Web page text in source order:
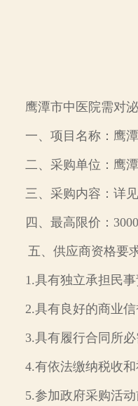
鹰潭市中 医院需对
一、项 目名称：鹰
二、采购单位：鹰潭
三、采购内容：详
四、最高限价：
五、供应商资格要
1.具有独立承担民
2.具有良好的商业
3.具有履行合同所
4.有依法缴纳税收
5.参加政府采购活